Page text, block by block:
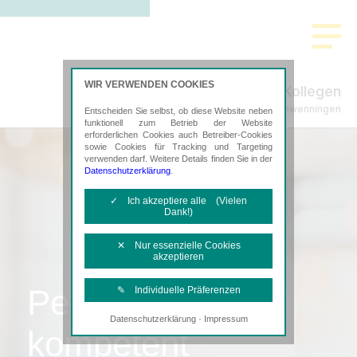
Kille & Kollegen
Steuerberatung in Villingen-Schwenningen
Persönlich,
kompetent
WIR VERWENDEN COOKIES
Entscheiden Sie selbst, ob diese Website neben
funktionell zum Betrieb der Website
erforderlichen Cookies auch Betreiber-Cookies
sowie Cookies für Tracking und Targeting
verwenden darf. Weitere Details finden Sie in der
Datenschutzerklärung
✓ Ich akzeptiere alle (Vielen
Dank!)
✕ Nur essenzielle Cookies
akzeptieren
✎ Individuelle Präferenzen
Notwendige Cookies
Diese Cookies sind erforderlich, um die
Datenschutzerklärung· Impressum